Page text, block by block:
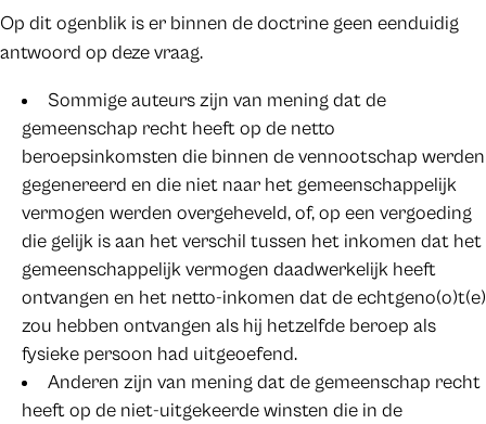
Op dit ogenblik is er binnen de doctrine geen eenduidig
antwoord op deze vraag.
Sommige auteurs zijn van mening dat de
gemeenschap recht heeft op de netto
beroepsinkomsten die binnen de vennootschap werden
gegenereerd en die niet naar het gemeenschappelijk
vermogen werden overgeheveld, of, op een vergoeding
die gelijk is aan het verschil tussen het inkomen dat het
gemeenschappelijk vermogen daadwerkelijk heeft
ontvangen en het netto-inkomen dat de echtgeno(o)t(e)
zou hebben ontvangen als hij hetzelfde beroep als
fysieke persoon had uitgeoefend.
Anderen zijn van mening dat de gemeenschap recht
heeft op de niet-uitgekeerde winsten die in de